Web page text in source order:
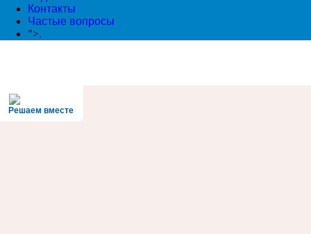
Контакты
Частые вопросы
">.
Решаем вместе